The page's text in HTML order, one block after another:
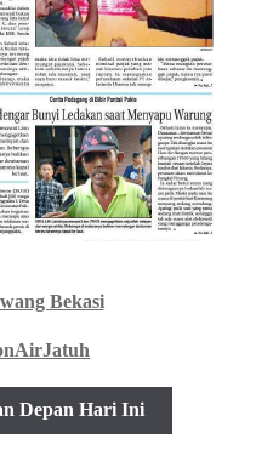
Bekasi
Depan Hari Ini